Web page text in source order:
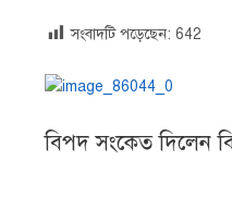
সংবাদটি পড়েছেন: 642
বিপদ সংকেত দিলেন